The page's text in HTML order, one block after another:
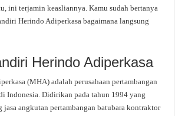
ini terjamin keasliannya. Kamu sudah bertanya
Herindo Adiperkasa bagaimana langsung
Herindo Adiperkasa
(MHA) adalah perusahaan pertambangan
Indonesia. Didirikan pada tahun 1994 yang
jasa angkutan pertambangan batubara kontraktor